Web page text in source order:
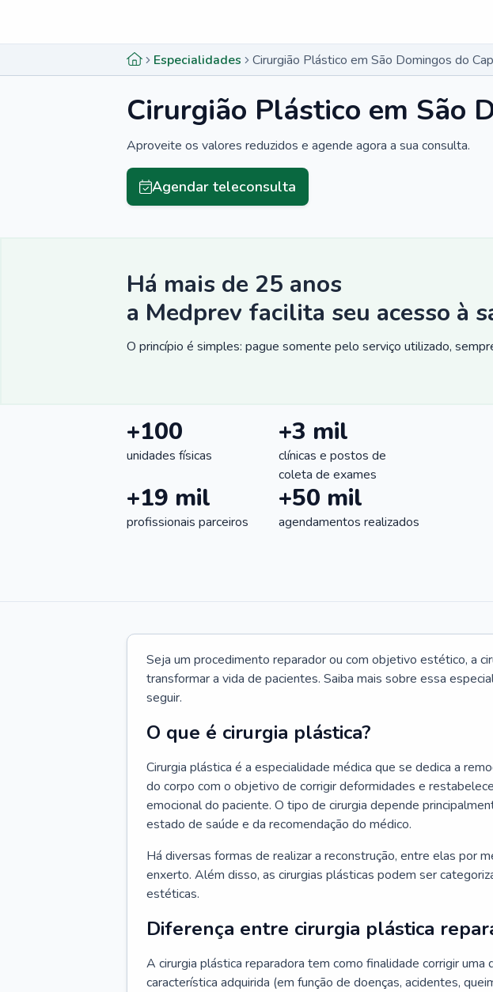
Especialidades Cirurgião Plástico em São Domingos do
Cirurgião Plástico em São
Aproveite os valores reduzidos e agende agora a sua consulta.
Agendar teleconsulta
Há mais de 25 anos
a Medprev facilita seu acesso à
O princípio é simples: pague somente pelo serviço utilizado,
+100
unidades físicas
+3 mil
clínicas e postos de
coleta de exames
+19 mil
profissionais parceiros
+50 mil
agendamentos realizados
Seja um procedimento reparador ou com objetivo estético, a
transformar a vida de pacientes. Saiba mais sobre essa
seguir.
O que é cirurgia plástica?
Cirurgia plástica é a especialidade médica que se dedica a
do corpo com o objetivo de corrigir deformidades e
emocional do paciente. O tipo de cirurgia depende
estado de saúde e da recomendação do médico.
Há diversas formas de realizar a reconstrução, entre elas por
enxerto. Além disso, as cirurgias plásticas podem ser
estéticas.
Diferença entre cirurgia plástica
A cirurgia plástica reparadora tem como finalidade corrigir uma
característica adquirida (em função de doenças, acidentes,